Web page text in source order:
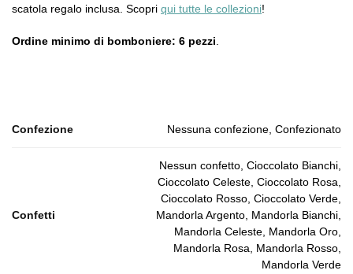
scatola regalo inclusa. Scopri qui tutte le collezioni!
Ordine minimo di bomboniere: 6 pezzi
Confezione Nessuna confezione, Confezionato
Confetti
Nessun confetto, Cioccolato Bianchi,
Cioccolato Celeste, Cioccolato Rosa,
Cioccolato Rosso, Cioccolato Verde,
Mandorla Argento, Mandorla Bianchi,
Mandorla Celeste, Mandorla Oro,
Mandorla Rosa, Mandorla Rosso,
Mandorla Verde